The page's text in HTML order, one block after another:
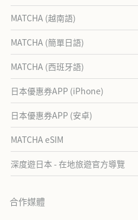
MATCHA (越南語)
MATCHA (簡單日語)
MATCHA (西班牙語)
日本優惠券APP (iPhone)
日本優惠券APP (安卓)
MATCHA eSIM
深度遊日本 - 在地旅遊官方導覽
合作媒體